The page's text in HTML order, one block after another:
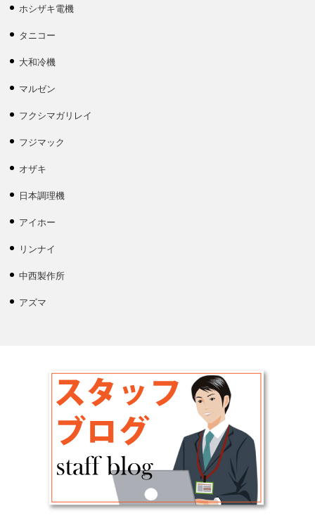
ホシザキ電機
タニコー
大和冷機
マルゼン
フクシマガリレイ
フジマック
オザキ
日本調理機
アイホー
リンナイ
中西製作所
アズマ